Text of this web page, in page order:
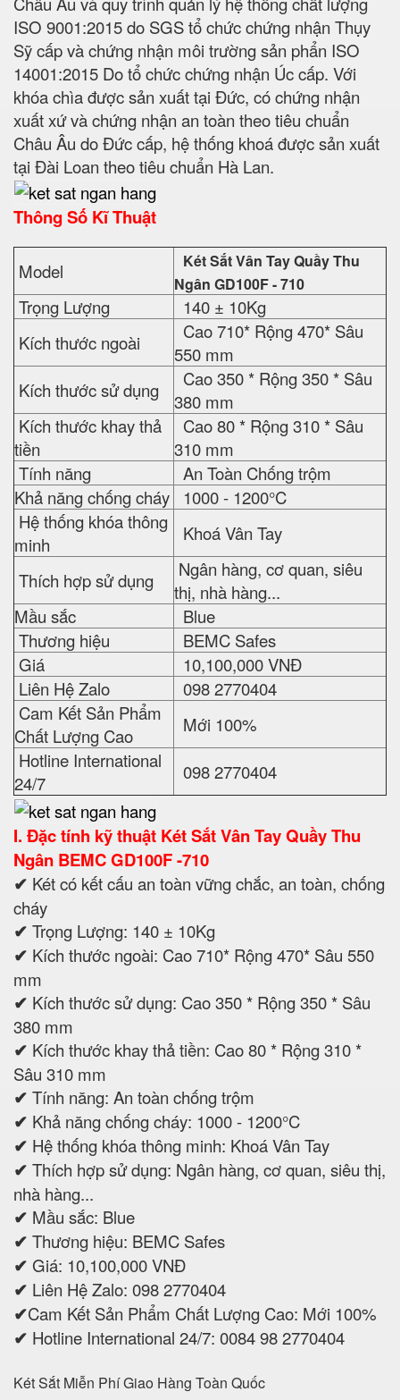
ISO 9001:2015 do SGS tổ chức chứng nhận Thụy
Sỹ cấp và chứng nhận môi trường sản phẩn ISO
14001:2015 Do tổ chức chứng nhận Úc cấp. Với
khóa chìa được sản xuất tại Đức, có chứng nhận
xuất xứ và chứng nhận an toàn theo tiêu chuẩn
Châu Âu do Đức cấp, hệ thống khoá được sản xuất
tại Đài Loan theo tiêu chuẩn Hà Lan.
Thông Số Kĩ Thuật
Model
Két Sắt Vân Tay Quầy Thu
Ngân GD100F - 710
Trọng Lượng
140 ± 10Kg
Kích thước ngoài
Cao 710* Rộng 470* Sâu
550 mm
Kích thước sử dụng
Cao 350 * Rộng 350 * Sâu
380 mm
Kích thước khay thả
tiền
Cao 80 * Rộng 310 * Sâu
310 mm
Tính năng
An Toàn Chống trộm
Khả năng chống cháy
1000 - 1200°C
Hệ thống khóa thông
minh
Khoá Vân Tay
Thích hợp sử dụng
Ngân hàng, cơ quan, siêu
thị, nhà hàng...
Mầu sắc
Blue
Thương hiệu
BEMC Safes
Giá
10,100,000 VNĐ
Liên Hệ Zalo
098 2770404
Cam Kết Sản Phẩm
Chất Lượng Cao
Mới 100%
Hotline International
24/7
098 2770404
I. Đặc tính kỹ thuật Két SắtVân TayQuầy Thu
Ngân BEMC GD100F -710
✔ Két có kết cấu an toàn vững chắc, an toàn, chống
cháy
✔ Trọng Lượng: 140 ± 10Kg
✔ Kích thước ngoài: Cao 710* Rộng 470* Sâu 550
mm
✔ Kích thước sử dụng: Cao 350 * Rộng 350 * Sâu
380 mm
✔ Kích thước khay thả tiền: Cao 80 * Rộng 310 *
Sâu 310 mm
✔ Tính năng: An toàn chống trộm
✔ Khả năng chống cháy: 1000 - 1200°C
✔ Hệ thống khóa thông minh: Khoá Vân Tay
✔ Thích hợp sử dụng: Ngân hàng, cơ quan, siêu thị,
nhà hàng...
✔ Mầu sắc: Blue
✔ Thương hiệu: BEMC Safes
✔ Giá: 10,100,000 VNĐ
✔ Liên Hệ Zalo: 098 2770404
✔Cam Kết Sản Phẩm Chất Lượng Cao: Mới 100%
✔ Hotline International 24/7: 0084 98 2770404
Két Sắt Miễn Phí Giao Hàng Toàn Quốc